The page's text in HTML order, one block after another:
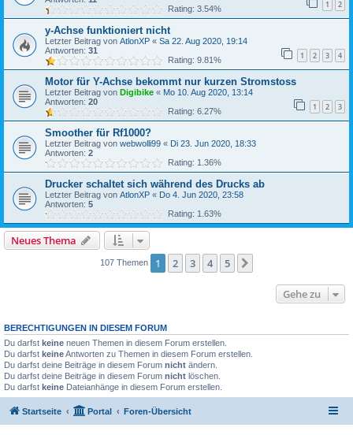
1 2
Rating: 3.54%
y-Achse funktioniert nicht
Letzter Beitrag von AtlonXP « Sa 22. Aug 2020, 19:14
Antworten: 31 1 2 3 4
Rating: 9.81%
Motor für Y-Achse bekommt nur kurzen Stromstoss
Letzter Beitrag von Digibike « Mo 10. Aug 2020, 13:14
Antworten: 20 1 2 3
Rating: 6.27%
Smoother für Rf1000?
Letzter Beitrag von webwolli99 « Di 23. Jun 2020, 18:33
Antworten: 2
Rating: 1.36%
Drucker schaltet sich während des Drucks ab
Letzter Beitrag von AtlonXP « Do 4. Jun 2020, 23:58
Antworten: 5
Rating: 1.63%
Neues Thema
107 Themen 1 2 3 4 5
Gehe zu
BERECHTIGUNGEN IN DIESEM FORUM
Du darfst keine neuen Themen in diesem Forum erstellen.
Du darfst keineAntworten zu Themen in diesem Forum erstellen.
Du darfst deine Beiträge in diesem Forum nicht ändern.
Du darfst deine Beiträge in diesem Forum nicht löschen.
Du darfst keine Dateianhänge in diesem Forum erstellen.
Startseite Portal Foren-Übersicht